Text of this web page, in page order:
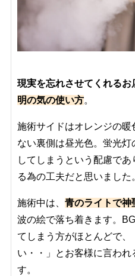
現実を忘れさせてくれるお
明の気の使い方。
施術サイドはオレンジの
ない裏側は昼光色。蛍光
してしまうという配慮であ
る為の工夫だと思いました
施術中は、 青のライトで神
波の絵で落ち着きます。
てしまう方がほとんどで
い・・」とお客様に言わ
す。